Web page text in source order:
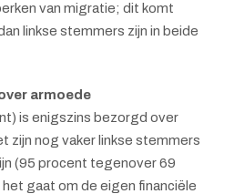
van migratie; dit komt
linkse stemmers zijn in beide
armoede
is enigszins bezorgd over
zijn nog vaker linkse stemmers
(95 procent tegenover 69
gaat om de eigen financiële